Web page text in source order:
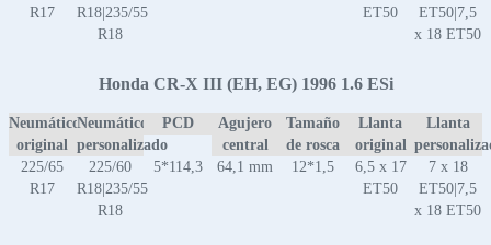
R17
R18|235/55
R18
ET50
ET50|7,5
x 18 ET50
Honda CR-X III (EH, EG) 1996 1.6 ESi
Neumático
original
Neumático
personalizado
PCD
Agujero
central
Tamaño
de rosca
Llanta
original
Llanta
225/65
R17
225/60
R18|235/55
R18
5*114,3 64,1 mm 12*1,5
6,5 x 17
ET50
7 x 18
ET50|7,5
x 18 ET50